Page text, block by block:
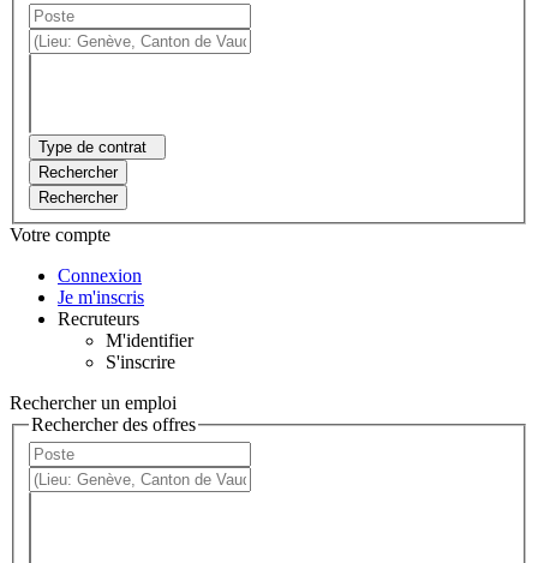
Type de contrat
Rechercher
Rechercher
Votre compte
Connexion
Je m'inscris
Recruteurs
M'identifier
S'inscrire
Rechercher un emploi
Rechercher des offres